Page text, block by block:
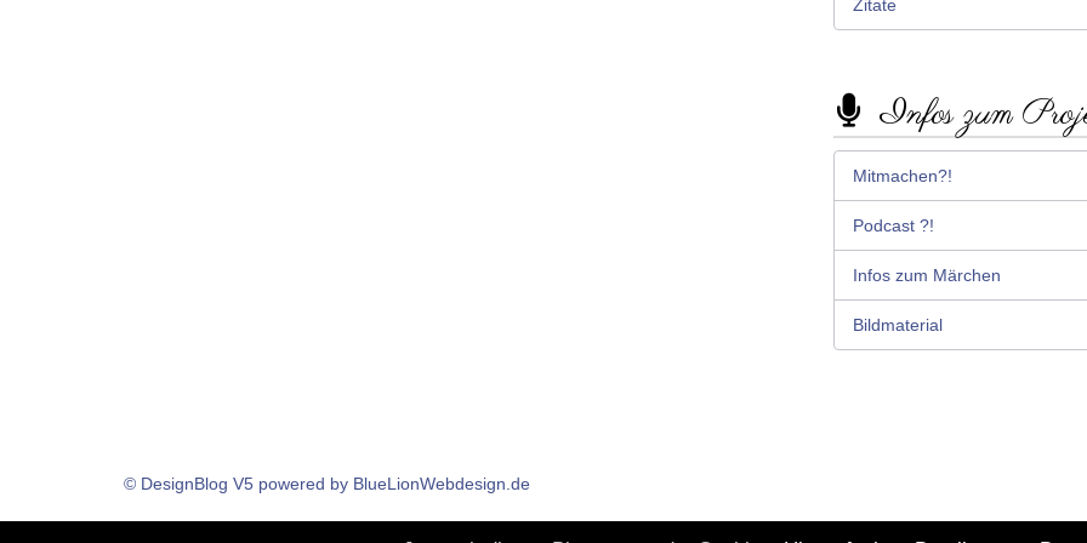
Zitate
Infos zum
Mitmachen?!
Podcast ?!
Infos zum Märchen
Bildmaterial
© DesignBlog V5 powered by BlueLionWebdesign.de